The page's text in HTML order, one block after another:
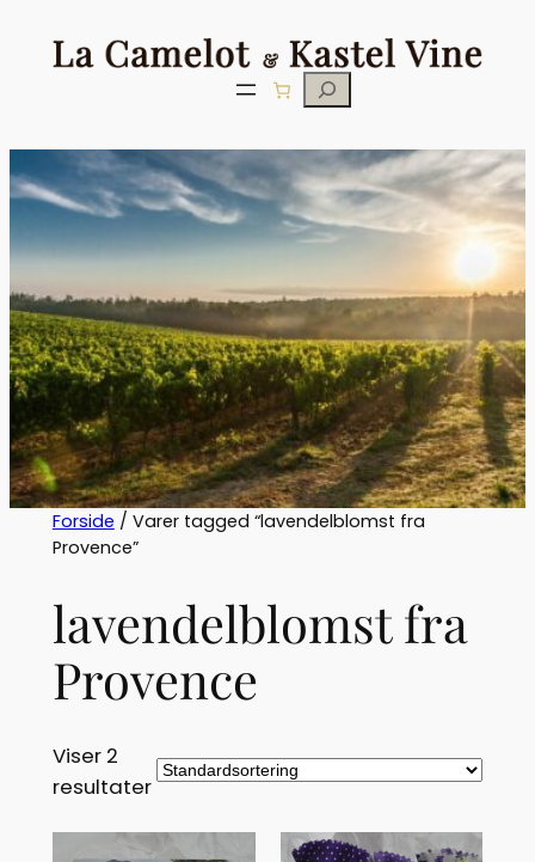
Søg
Forside / Varer tagged “lavendelblomst fra
Provence”
lavendelblomst fra
Provence
Viser 2
resultater